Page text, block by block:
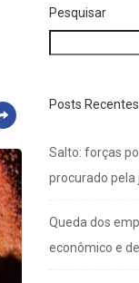
Pesquisar
Posts Recentes
Salto: forças
procurado pela
Queda dos
econômico e